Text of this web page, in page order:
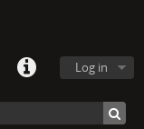
Log in